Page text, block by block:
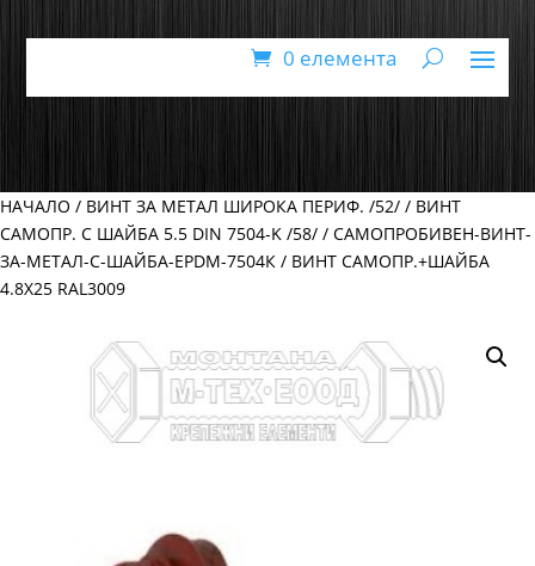
0 елемента
НАЧАЛО / ВИНТ ЗА МЕТАЛ ШИРОКА ПЕРИФ. /52/ / ВИНТ
САМОПР. С ШАЙБА 5.5 DIN 7504-K /58/ / САМОПРОБИВЕН-ВИНТ-
ЗА-МЕТАЛ-С-ШАЙБА-EPDM-7504К / ВИНТ САМОПР.+ШАЙБА
4.8Х25 RAL3009